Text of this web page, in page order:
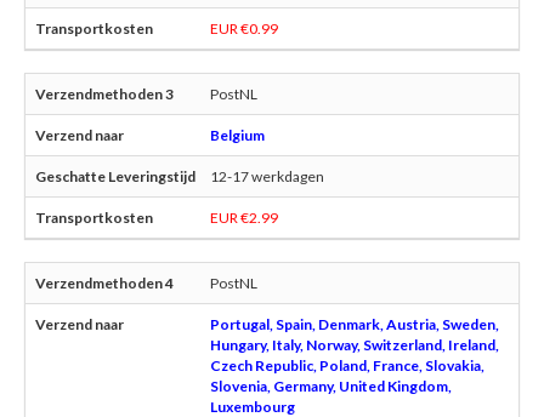
EUR €0.99
PostNL
Belgium
12-17 werkdagen
EUR €2.99
PostNL
Portugal, Spain, Denmark, Austria, Sweden,
Hungary, Italy, Norway, Switzerland, Ireland,
Czech Republic, Poland, France, Slovakia,
Slovenia, Germany, United Kingdom,
Luxembourg